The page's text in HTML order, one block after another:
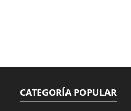
CATEGORÍA POPULAR